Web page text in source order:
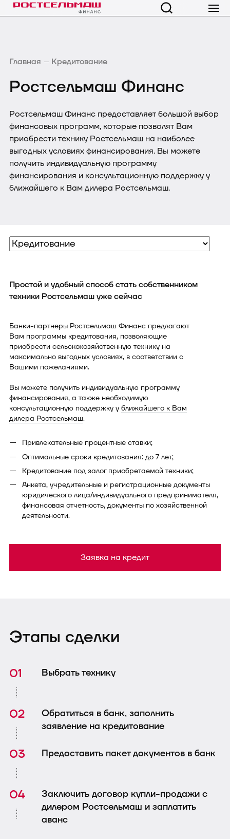
Главная Кредитование
Ростсельмаш Финанс
Ростсельмаш Финанс предоставляет большой выбор
финансовых программ, которые позволят Вам
приобрести технику Ростсельмаш на наиболее
выгодных условиях финансирования. Вы можете
получить индивидуальную программу
финансирования и консультационную поддержку у
ближайшего к Вам дилера Ростсельмаш.
Простой и удобный способ стать собственником
техники Ростсельмаш уже сейчас
Банки-партнеры Ростсельмаш Финанс предлагают
Вам программы кредитования, позволяющие
приобрести сельскохозяйственную технику на
максимально выгодных условиях, в соответствии с
Вашими пожеланиями.
Вы можете получить индивидуальную программу
финансирования, а также необходимую
консультационную поддержку у ближайшего к Вам
дилера Ростсельмаш.
Привлекательные процентные ставки;
Оптимальные сроки кредитования: до 7 лет;
Кредитование под залог приобретаемой техники;
Анкета, учредительные и регистрационные документы
юридического лица/индивидуального предпринимателя,
финансовая отчетность, документы по хозяйственной
деятельности.
Заявка на кредит
Этапы сделки
Выбрать технику
Обратиться в банк, заполнить
заявление на кредитование
Предоставить пакет документов в банк
Заключить договор купли-продажи с
дилером Ростсельмаш и заплатить
аванс